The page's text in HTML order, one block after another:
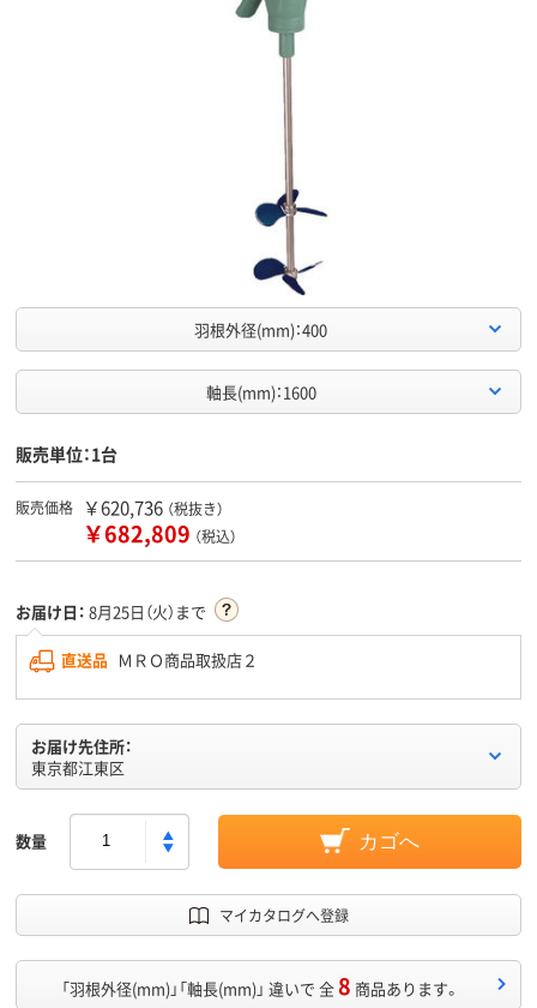
羽根外径(mm)：400
軸長(mm)：1600
販売単位：1台
販売価格 ￥620,736 （税抜き）
￥682,809 （税込）
お届け日： 8月25日（火）まで
直送品 ＭＲＯ商品取扱店２
お届け先住所：
東京都江東区
数量 カゴへ
マイカタログへ登録
「羽根外径(mm)」「軸長(mm)」 違いで 全8 商品あります。